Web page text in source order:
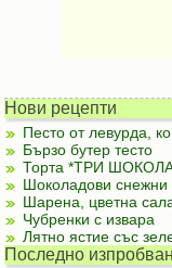
Нови рецепти
Песто от левурда,
Бързо бутер тесто
Торта *ТРИ
Шоколадови снежни
Шарена, цветна
Чубренки с извара
Лятно ястие със
Последно